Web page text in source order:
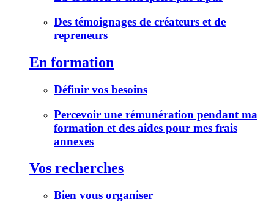
Des témoignages de créateurs et de
repreneurs
En formation
Définir vos besoins
Percevoir une rémunération pendant ma
formation et des aides pour mes frais
annexes
Vos recherches
Bien vous organiser